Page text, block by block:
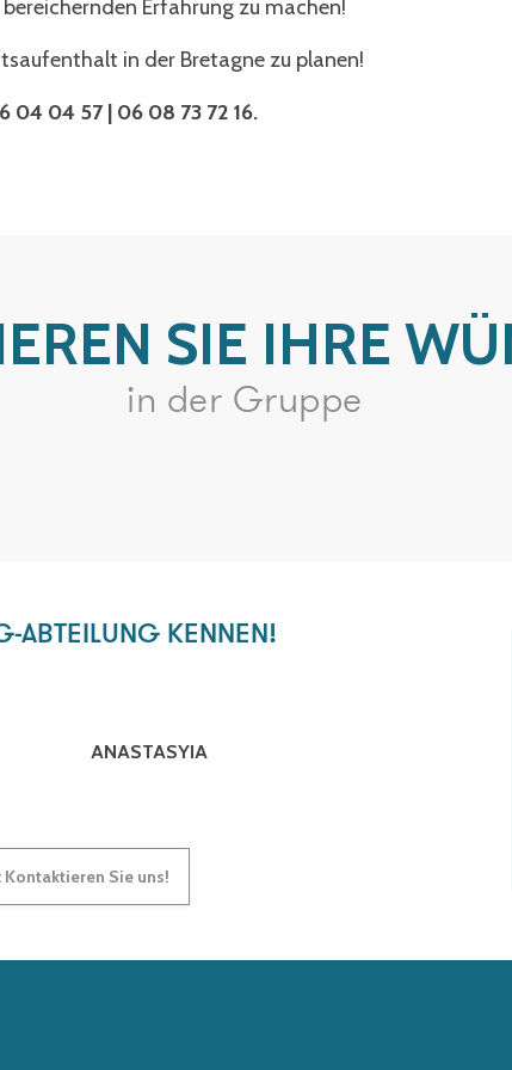
Erfahrung zu machen!
in der Bretagne zu planen!
04 04 57 | 06 08 73 72 16.
SIE IHRE
in der Gruppe
ABTEILUNG KENNEN!
ANASTASYIA
Sie uns!